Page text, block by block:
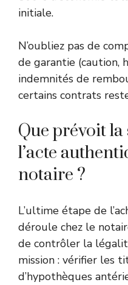
initiale.
N’oubliez pas de
de garantie (caution,
indemnités de
certains contrats
Que prévoit
l’acte
notaire ?
L’ultime étape de
déroule chez le
de contrôler la
mission : vérifier les
d’hypothèques